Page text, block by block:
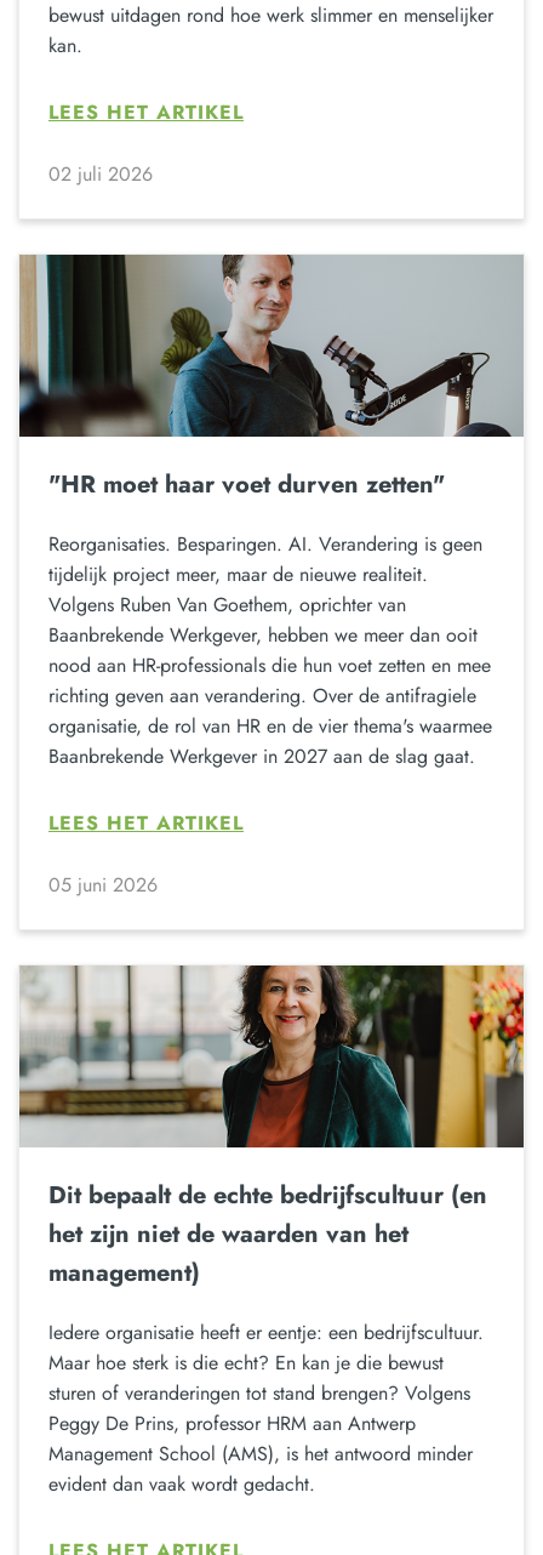
bewust uitdagen rond hoe werk slimmer en menselijker
kan.
LEES HET ARTIKEL
02 juli 2026
"HR moet haar voet durven zetten"
Reorganisaties. Besparingen. AI. Verandering is geen
tijdelijk project meer, maar de nieuwe realiteit.
Volgens Ruben Van Goethem, oprichter van
Baanbrekende Werkgever, hebben we meer dan ooit
nood aan HR-professionals die hun voet zetten en mee
richting geven aan verandering. Over de antifragiele
organisatie, de rol van HR en de vier thema's waarmee
Baanbrekende Werkgever in 2027 aan de slag gaat.
LEES HET ARTIKEL
05 juni 2026
Dit bepaalt de echte bedrijfscultuur (en
het zijn niet de waarden van het
management)
Iedere organisatie heeft er eentje: een bedrijfscultuur.
Maar hoe sterk is die echt? En kan je die bewust
sturen of veranderingen tot stand brengen? Volgens
Peggy De Prins, professor HRM aan Antwerp
Management School (AMS), is het antwoord minder
evident dan vaak wordt gedacht.